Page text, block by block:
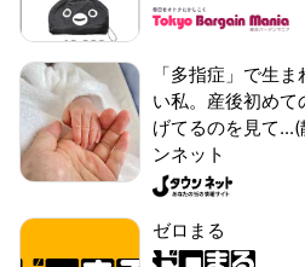
「多指症」で生
い私。産後初めて
げてるのを見て
ンネット
ゼロまる